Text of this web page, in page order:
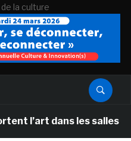
la culture
dans les salles de